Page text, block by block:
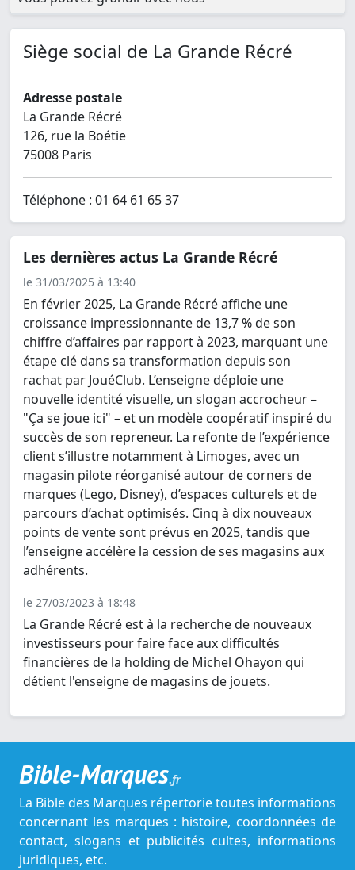
Siège social de La Grande Récré
Adresse postale
La Grande Récré
126, rue la Boétie
75008 Paris
Téléphone : 01 64 61 65 37
Les dernières actus La Grande Récré
le 31/03/2025 à 13:40
En février 2025, La Grande Récré affiche une
croissance impressionnante de 13,7 % de son
chiffre d’affaires par rapport à 2023, marquant une
étape clé dans sa transformation depuis son
rachat par JouéClub. L’enseigne déploie une
nouvelle identité visuelle, un slogan accrocheur –
"Ça se joue ici" – et un modèle coopératif inspiré du
succès de son repreneur. La refonte de l’expérience
client s’illustre notamment à Limoges, avec un
magasin pilote réorganisé autour de corners de
marques (Lego, Disney), d’espaces culturels et de
parcours d’achat optimisés. Cinq à dix nouveaux
points de vente sont prévus en 2025, tandis que
l’enseigne accélère la cession de ses magasins aux
adhérents.
le 27/03/2023 à 18:48
La Grande Récré est à la recherche de nouveaux
investisseurs pour faire face aux difficultés
financières de la holding de Michel Ohayon qui
détient l'enseigne de magasins de jouets.
Bible-Marques.fr
La Bible des Marques répertorie toutes informations
concernant les marques : histoire, coordonnées de
contact, slogans et publicités cultes, informations
juridiques, etc.